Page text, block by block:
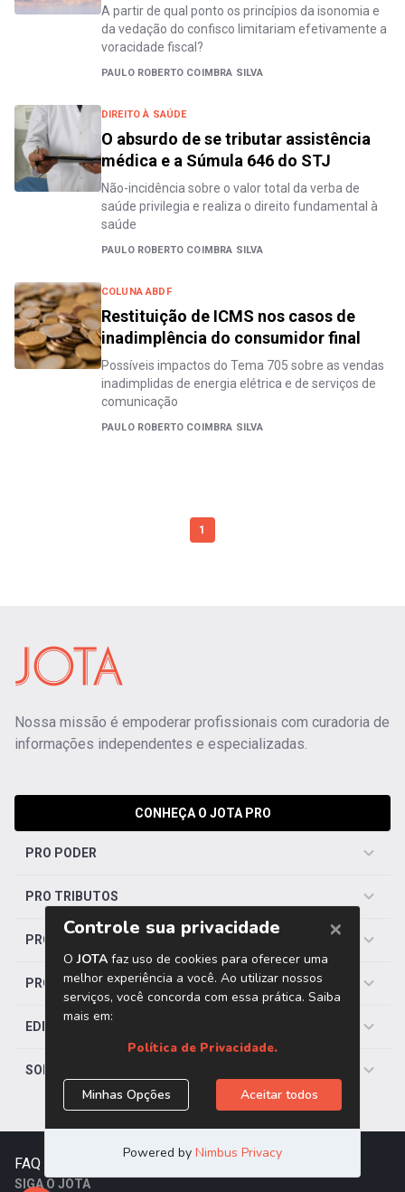
A partir de qual ponto os princípios da isonomia e
da vedação do confisco limitariam efetivamente a
voracidade fiscal?
PAULO ROBERTO COIMBRA SILVA
DIREITO À SAÚDE
O absurdo de se tributar assistência
médica e a Súmula 646 do STJ
Não-incidência sobre o valor total da verba de
saúde privilegia e realiza o direito fundamental à
saúde
PAULO ROBERTO COIMBRA SILVA
COLUNA ABDF
Restituição de ICMS nos casos de
inadimplência do consumidor final
Possíveis impactos do Tema 705 sobre as vendas
inadimplidas de energia elétrica e de serviços de
comunicação
PAULO ROBERTO COIMBRA SILVA
1
Nossa missão é empoderar profissionais com curadoria de
informações independentes e especializadas.
CONHEÇA O JOTA PRO
PRO PODER
PRO TRIBUTOS
PRO TRABALHISTA
PRO SAÚDE
EDITORIAS
SOBRE O JOTA
FAQ Trabalhe Conosco
SIGA O JOTA